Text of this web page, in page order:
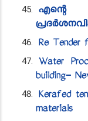
Re
Water
building-
Kerafed
materials